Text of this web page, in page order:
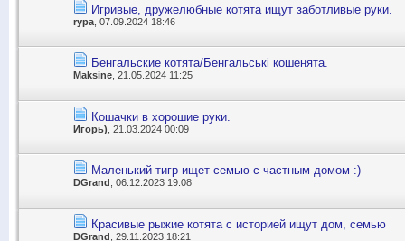
Игривые, дружелюбные котята ищут заботливые руки.
rypa , 07.09.2024 18:46
Бенгальские котята/Бенгальські кошенята.
Maksine , 21.05.2024 11:25
Кошачки в хорошие руки.
Игорь) , 21.03.2024 00:09
Маленький тигр ищет семью с частным домом :)
DGrand , 06.12.2023 19:08
Красивые рыжие котята с историей ищут дом, семью
DGrand , 29.11.2023 18:21